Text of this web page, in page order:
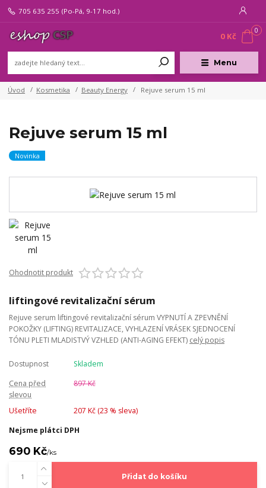
Menu
705 635 255 (Po-Pá, 9-17 hod.)
0
0 Kč
Úvod Kosmetika Beauty Energy Rejuve serum 15 ml
Rejuve serum 15 ml
Novinka
Ohodnotit produkt
liftingové revitalizační sérum
Rejuve serum liftingové revitalizační sérum VYPNUTÍ A ZPEVNĚNÍ
POKOŽKY (LIFTING) REVITALIZACE, VYHLAZENÍ VRÁSEK SJEDNOCENÍ
TÓNU PLETI MLADISTVÝ VZHLED (ANTI-AGING EFEKT) celý popis
Dostupnost
Skladem
Cena před
slevou
897 Kč
Ušetříte 207 Kč (23 % sleva)
Nejsme plátci DPH
690 Kč/ks
Přidat do košíku